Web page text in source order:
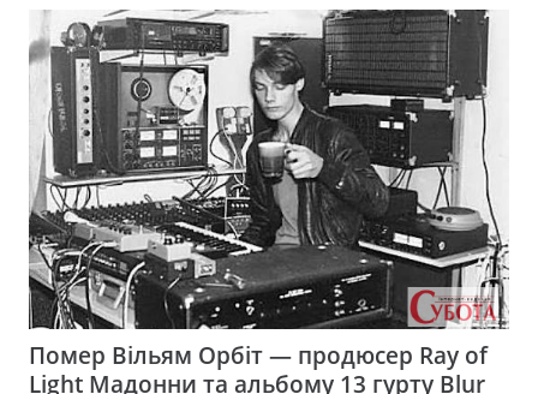
Помер Вільям Орбіт — продюсер Ray of
Light Мадонни та альбому 13 гурту Blur